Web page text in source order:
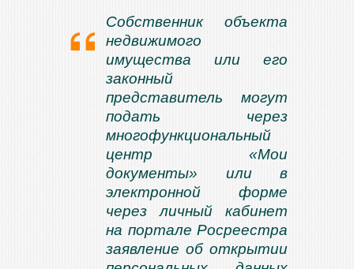
Собственник объекта
недвижимого
имущества или его
законный
представитель могут
подать через
многофункциональный
центр «Мои
документы» или в
электронной форме
через личный кабинет
на портале Росреестра
заявление об открытии